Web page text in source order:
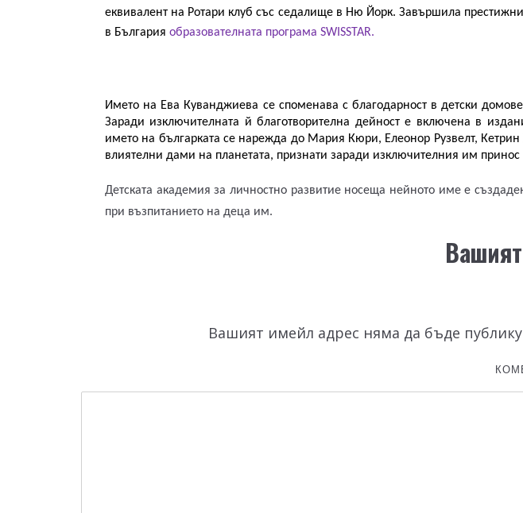
еквивалент на Ротари клуб със седалище в Ню Йорк. Завършила
в България образователната програма SWISSTAR.
Името на Ева Куванджиева се споменава с благодарност в детски
Заради изключителната й благотворителна дейност е включена в
името на българката се нарежда до Мария Кюри, Елеонор Рузвелт,
влиятелни дами на планетата, признати заради изключителния им принос
Детската академия за личностно развитие носеща нейното име е
при възпитанието на деца им.
Вашият имейл адрес няма да бъде